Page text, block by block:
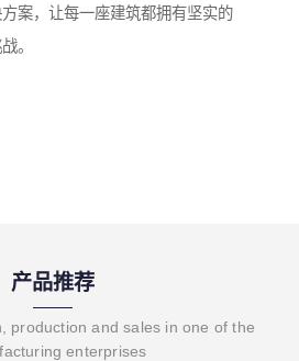
案，让每一座建筑都拥有坚实的
。
产品推荐
production and sales in one of the
enterprises